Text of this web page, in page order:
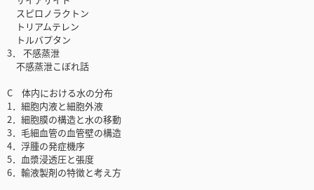
スピロノラクトン
トリアムテレン
トルバプタン
3． 不感蒸泄
不感蒸泄こぼれ話
C 体内における水の分布
1．細胞内液と細胞外液
2．細胞膜の構造と水の移動
3．毛細血管の血管壁の構造
4．浮腫の発症機序
5．血漿浸透圧と張度
6．輸液製剤の特徴と考え方